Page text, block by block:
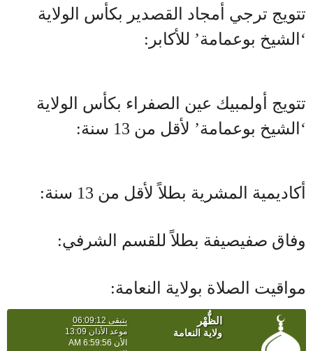
تتويج ترجي أمجاد القصدير بكأس الولاية
‘الشيخ بوعمامة’ للأكابر:
تتويج أولمبيك عين الصفراء بكأس الولاية
‘الشيخ بوعمامة’ لأقل من 13 سنة:
أكاديمية المشرية بطلاً لأقل من 13 سنة:
وفاق صفيصيفة بطلاً للقسم الشرفي:
مواقيت الصلاة بولاية النعامة: